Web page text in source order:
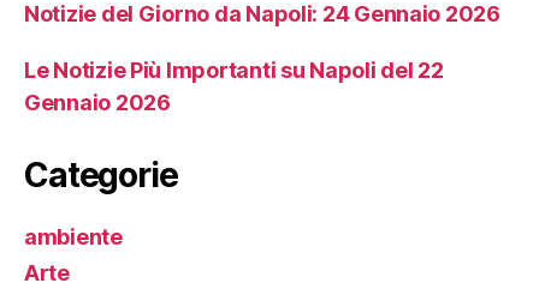
Notizie del Giorno da Napoli: 24 Gennaio 2026
Le Notizie Più Importanti su Napoli del 22
Gennaio 2026
Categorie
ambiente
Arte